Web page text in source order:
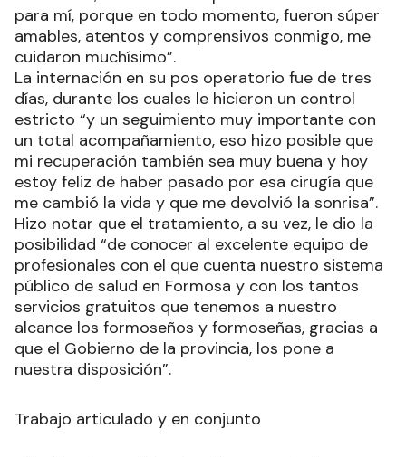
para mí, porque en todo momento, fueron súper
amables, atentos y comprensivos conmigo, me
cuidaron muchísimo”.
La internación en su pos operatorio fue de tres
días, durante los cuales le hicieron un control
estricto “y un seguimiento muy importante con
un total acompañamiento, eso hizo posible que
mi recuperación también sea muy buena y hoy
estoy feliz de haber pasado por esa cirugía que
me cambió la vida y que me devolvió la sonrisa”.
Hizo notar que el tratamiento, a su vez, le dio la
posibilidad “de conocer al excelente equipo de
profesionales con el que cuenta nuestro sistema
público de salud en Formosa y con los tantos
servicios gratuitos que tenemos a nuestro
alcance los formoseños y formoseñas, gracias a
que el Gobierno de la provincia, los pone a
nuestra disposición”.
Trabajo articulado y en conjunto